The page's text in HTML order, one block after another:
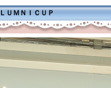
ＵＭＮＩＣＵＰ